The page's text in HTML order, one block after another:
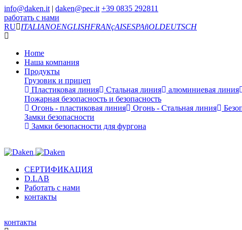
info@daken.it | daken@pec.it +39 0835 292811
работать с нами
RU
ITALIANOENGLISHFRANçAISESPAñOLDEUTSCH
Home
Наша компания
Продукты
Грузовик и прицеп
Пластиковая линия
Стальная линия алюминиевая линия
Пожарная безопасность и безопасность
Огонь - пластиковая линия
Огонь - Стальная линия
Замки безопасности
Замки безопасности для фургона
СЕРТИФИКАЦИЯ
D.LAB
Работать с нами
контакты
контакты